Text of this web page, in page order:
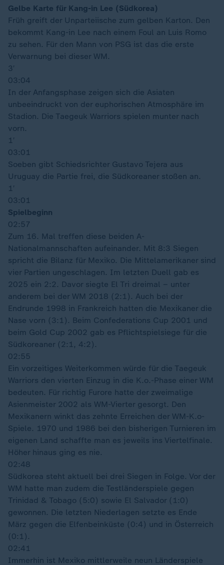
Gelbe Karte für Kang-in Lee (Südkorea)
Früh greift der Unparteiische zum gelben Karton. Den
bekommt Kang-in Lee nach einem Foul an Luis Romo
zu sehen. Für den Mann von PSG ist das die erste
Verwarnung bei dieser WM.
3′
03:04
In der Anfangsphase zeigen sich die Asiaten
unbeeindruckt von der euphorischen Atmosphäre im
Stadion. Die Taegeuk Warriors spielen munter nach
vorn.
1′
03:01
Soeben gibt Schiedsrichter Gustavo Tejera aus
Uruguay die Partie frei, die Südkoreaner stoßen an.
1′
03:01
Spielbeginn
02:57
Zum 16. Mal treffen diese beiden A-
Nationalmannschaften aufeinander. Mit 8:3 Siegen
spricht die Bilanz für Mexiko. Die Mittelamerikaner sind
vier Partien ungeschlagen. Im letzten Duell gab es
2025 ein 2:2. Davor siegte El Tri dreimal – unter
anderem bei der WM 2018 (2:1). Auch bei der
Endrunde 1998 in Frankreich hatten die Mexikaner die
Nase vorn (3:1). Beim Confederations Cup 2001 und
beim Gold Cup 2002 gab es Pflichtspielsiege für die
Südkoreaner (2:1, 4:2).
02:55
Ein vorzeitiges Weiterkommen würde für die Taegeuk
Warriors den vierten Einzug in die K.o.-Phase einer WM
bedeuten. Für richtig Furore hatte der zweimalige
Asienmeister 2002 als WM-Vierter gesorgt. Den
Mexikanern winkt das zehnte Erreichen der WM-K.o-
Spiele. 1970 und 1986 bei den bisherigen Turnieren im
eigenen Land schaffte man es jeweils ins Viertelfinale.
Höher hinaus ging es nie.
02:48
Südkorea steht aktuell bei drei Siegen in Folge. Vor der
WM hatte man zudem die Testländerspiele gegen
Trinidad & Tobago (5:0) sowie El Salvador (1:0)
gewonnen. Die letzten Niederlagen setzte es Ende
März gegen die Elfenbeinküste (0:4) und in Österreich
(0:1).
02:41
Immerhin ist Mexiko mittlerweile neun Länderspiele